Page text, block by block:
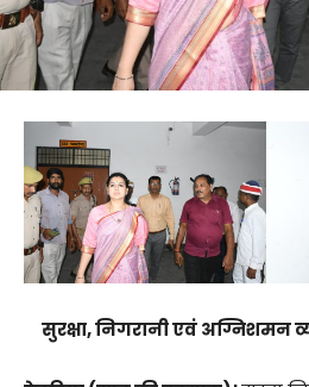
सुरक्षा, निगरानी एवं अग्निशमन